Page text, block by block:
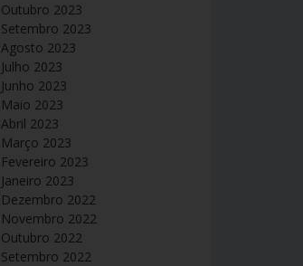
Outubro 2023
Setembro 2023
Agosto 2023
Julho 2023
Junho 2023
Maio 2023
Abril 2023
Março 2023
Fevereiro 2023
Janeiro 2023
Dezembro 2022
Novembro 2022
Outubro 2022
Setembro 2022